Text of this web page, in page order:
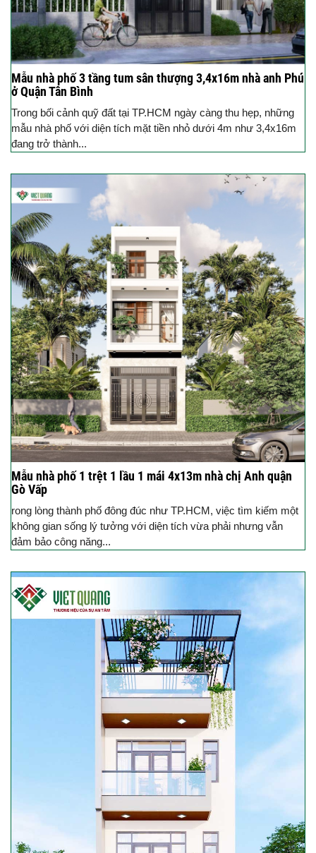
Mẫu nhà phố 3 tầng tum sân thượng 3,4x16m nhà anh Phú
ở Quận Tân Bình
Trong bối cảnh quỹ đất tại TP.HCM ngày càng thu hẹp, những
mẫu nhà phố với diện tích mặt tiền nhỏ dưới 4m như 3,4x16m
đang trở thành...
Mẫu nhà phố 1 trệt 1 lầu 1 mái 4x13m nhà chị Anh quận
Gò Vấp
rong lòng thành phố đông đúc như TP.HCM, việc tìm kiếm một
không gian sống lý tưởng với diện tích vừa phải nhưng vẫn
đảm bảo công năng...